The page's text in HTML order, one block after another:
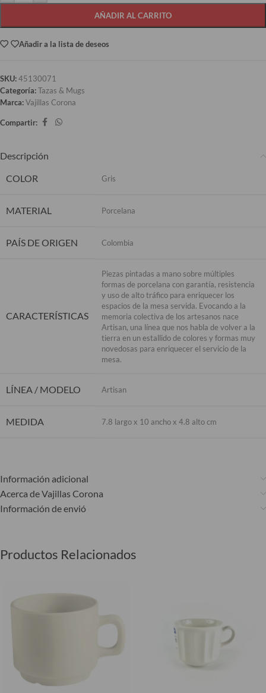
AÑADIR AL CARRITO
Añadir a la lista de deseos
SKU:45130071
Categoría:Tazas & Mugs
Marca:Vajillas Corona
Compartir:
Descripción
COLOR
Gris
MATERIAL Porcelana
PAÍS DE ORIGEN Colombia
CARACTERÍSTICAS
Piezas pintadas a mano sobre múltiples
formas de porcelana con garantía, resistencia
y uso de alto tráfico para enriquecer los
espacios de la mesa servida. Evocando a la
memoria colectiva de los artesanos nace
Artisan, una línea que nos habla de volver a la
tierra en un estallido de colores y formas muy
novedosas para enriquecer el servicio de la
mesa.
LÍNEA / MODELO Artisan
MEDIDA 7.8 largo x 10 ancho x 4.8 alto cm
Información adicional
Acerca de Vajillas Corona
Información de envió
Productos Relacionados